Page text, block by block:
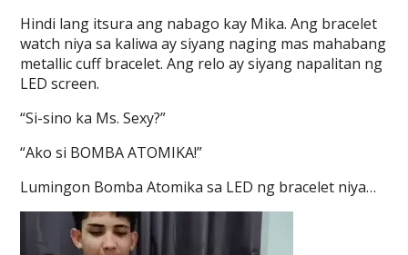
Hindi lang itsura ang nabago kay Mika. Ang bracelet
watch niya sa kaliwa ay siyang naging mas mahabang
metallic cuff bracelet. Ang relo ay siyang napalitan ng
LED screen.
“Si-sino ka Ms. Sexy?”
“Ako si BOMBA ATOMIKA!”
Lumingon Bomba Atomika sa LED ng bracelet niya…